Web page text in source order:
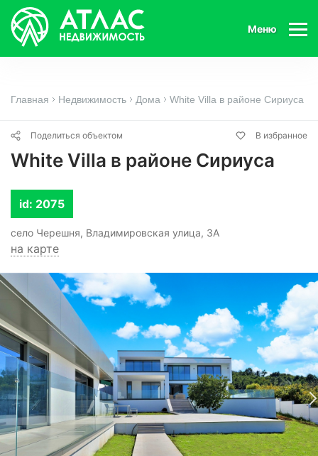
Меню
Главная Недвижимость Дома White Villa в районе Сириуса
Поделиться объектом В избранное
White Villa в районе Сириуса
id: 2075
село Черешня, Владимировская улица, 3А
на карте